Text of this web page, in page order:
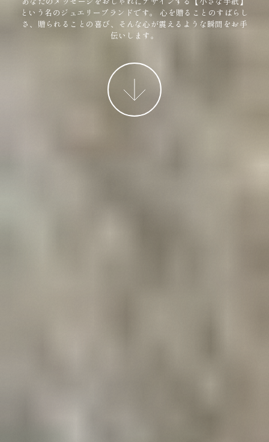
という名のジュエリーブランドです。
心を贈ることのすばらし
さ、贈られることの喜び、そんな心が震えるような瞬間をお手
伝いします。